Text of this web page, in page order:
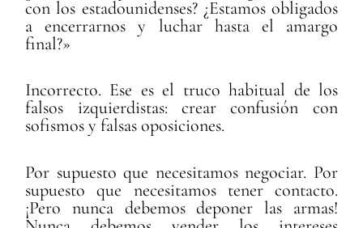
con los estadounidenses? ¿Estamos obligados
a encerrarnos y luchar hasta el amargo
final?»
Incorrecto. Ese es el truco habitual de los
falsos izquierdistas: crear confusión con
sofismos y falsas oposiciones.
Por supuesto que necesitamos negociar. Por
supuesto que necesitamos tener contacto.
¡Pero nunca debemos deponer las armas!